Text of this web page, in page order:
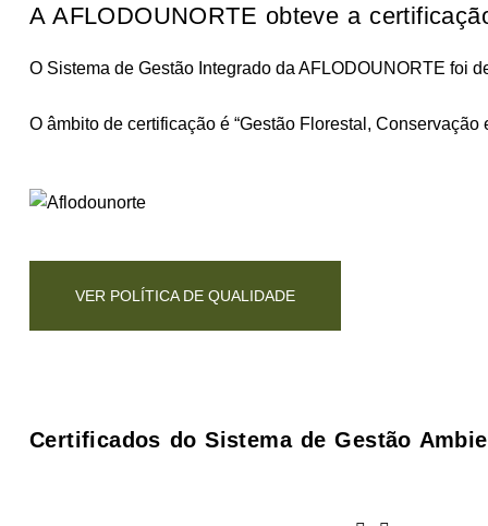
A AFLODOUNORTE obteve a
O Sistema de Gestão Integrado da AFLODOUNORTE foi
O âmbito de certificação é “Gestão Florestal,
VER POLÍTICA DE QUALIDADE
Certificados do Sistema de Gestão